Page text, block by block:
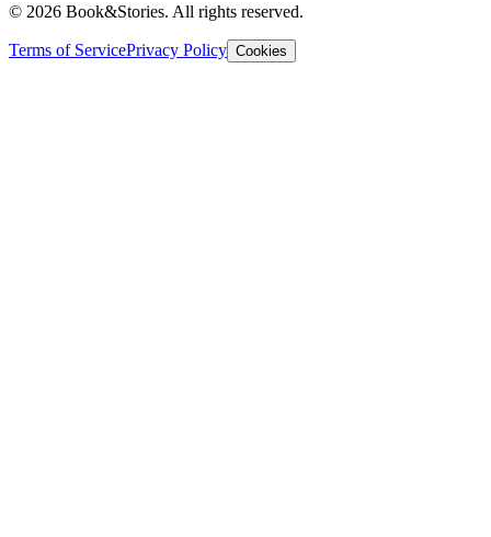
© 2026 Book&Stories. All rights reserved.
Terms of ServicePrivacy Policy Cookies